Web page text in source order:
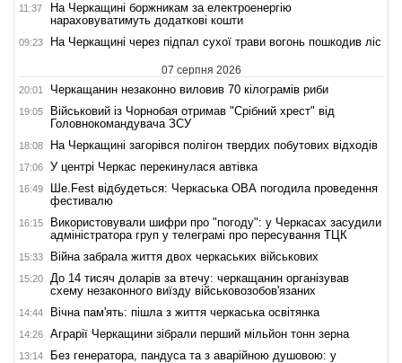
11:37
На Черкащині боржникам за електроенергію
нараховуватимуть додаткові кошти
09:23 На Черкащині через підпал сухої трави вогонь пошкодив ліс
07 серпня 2026
20:01 Черкащанин незаконно виловив 70 кілограмів риби
19:05
Військовий із Чорнобая отримав "Срібний хрест" від
Головнокомандувача ЗСУ
18:08 На Черкащині загорівся полігон твердих побутових відходів
17:06 У центрі Черкас перекинулася автівка
16:49
Ше.Fest відбудеться: Черкаська ОВА погодила проведення
фестивалю
16:15
Використовували шифри про "погоду": у Черкасах засудили
адміністратора груп у телеграмі про пересування ТЦК
15:33 Війна забрала життя двох черкаських військових
15:20
До 14 тисяч доларів за втечу: черкащанин організував
схему незаконного виїзду військовозобов'язаних
14:44 Вічна пам'ять: пішла з життя черкаська освітянка
14:26 Аграрії Черкащини зібрали перший мільйон тонн зерна
13:14
Без генератора, пандуса та з аварійною душовою: у